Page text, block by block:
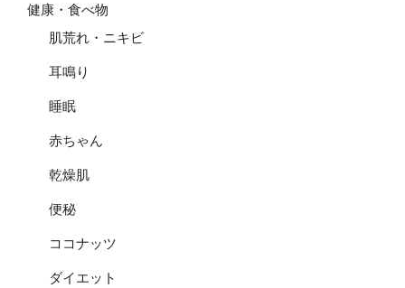
健康・食べ物
肌荒れ・ニキビ
耳鳴り
睡眠
赤ちゃん
乾燥肌
便秘
ココナッツ
ダイエット